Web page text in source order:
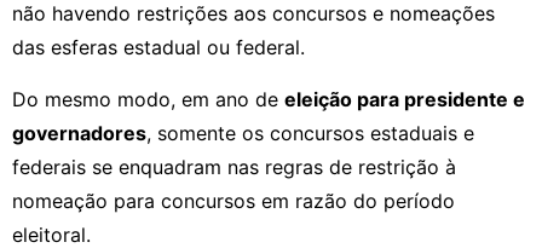
não havendo restrições aos concursos e nomeações
das esferas estadual ou federal.
Do mesmo modo, em ano de eleição para presidente e
governadores, somente os concursos estaduais e
federais se enquadram nas regras de restrição à
nomeação para concursos em razão do período
eleitoral.